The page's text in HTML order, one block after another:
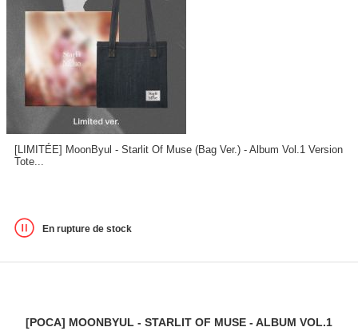
[LIMITÉE] MoonByul - Starlit Of Muse (Bag Ver.) - Album Vol.1 Version
Tote...
En rupture de stock
[POCA] MOONBYUL - STARLIT OF MUSE - ALBUM VOL.1